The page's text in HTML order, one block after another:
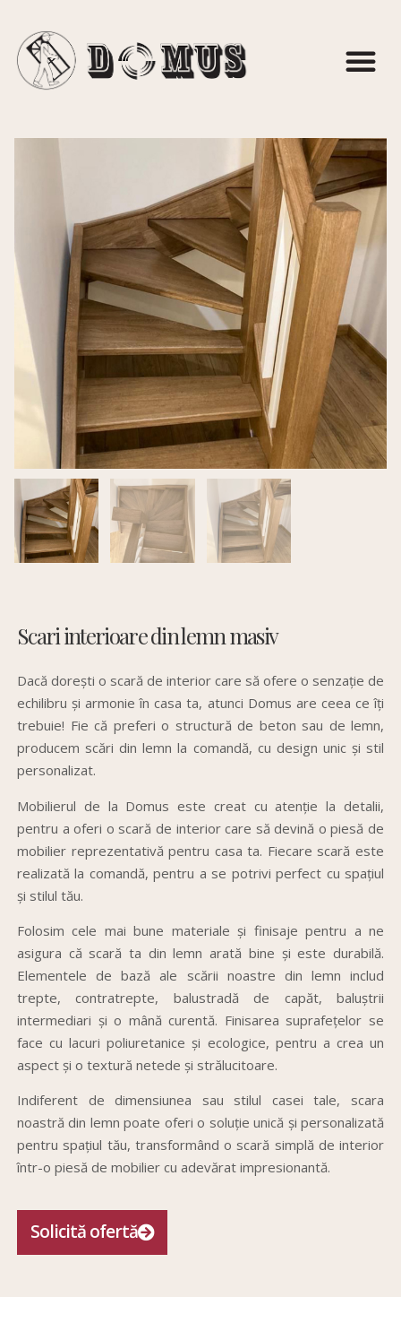
Scari interioare din lemn masiv
Dacă dorești o scară de interior care să ofere o senzație de
echilibru și armonie în casa ta, atunci Domus are ceea ce îți
trebuie! Fie că preferi o structură de beton sau de lemn,
producem scări din lemn la comandă, cu design unic și stil
personalizat.
Mobilierul de la Domus este creat cu atenție la detalii,
pentru a oferi o scară de interior care să devină o piesă de
mobilier reprezentativă pentru casa ta. Fiecare scară este
realizată la comandă, pentru a se potrivi perfect cu spațiul
și stilul tău.
Folosim cele mai bune materiale și finisaje pentru a ne
asigura că scară ta din lemn arată bine și este durabilă.
Elementele de bază ale scării noastre din lemn includ
trepte, contratrepte, balustradă de capăt, baluștrii
intermediari și o mână curentă. Finisarea suprafețelor se
face cu lacuri poliuretanice și ecologice, pentru a crea un
aspect și o textură netede și strălucitoare.
Indiferent de dimensiunea sau stilul casei tale, scara
noastră din lemn poate oferi o soluție unică și personalizată
pentru spațiul tău, transformând o scară simplă de interior
într-o piesă de mobilier cu adevărat impresionantă.
Solicită ofertă